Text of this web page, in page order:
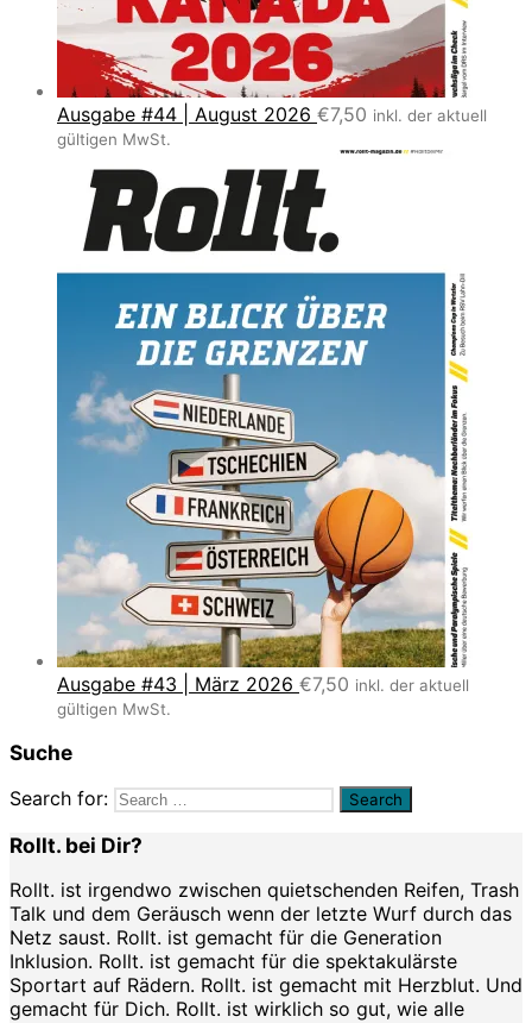
Ausgabe #44 | August 2026 €7,50 inkl. der aktuell
gültigen MwSt.
Ausgabe #43 | März 2026 €7,50 inkl. der aktuell
gültigen MwSt.
Suche
Search for:
Rollt. bei Dir?
Rollt. ist irgendwo zwischen quietschenden Reifen, Trash
Talk und dem Geräusch wenn der letzte Wurf durch das
Netz saust. Rollt. ist gemacht für die Generation
Inklusion. Rollt. ist gemacht für die spektakulärste
Sportart auf Rädern. Rollt. ist gemacht mit Herzblut. Und
gemacht für Dich. Rollt. ist wirklich so gut, wie alle